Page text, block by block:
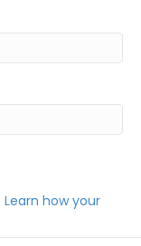
Learn how your